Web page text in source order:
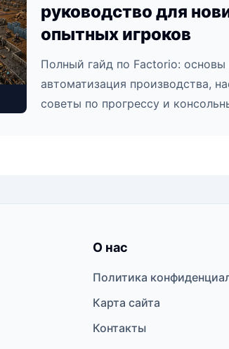
руководство для
опытных игроков
Полный гайд по Factorio: основы
автоматизация производства,
советы по прогрессу и
О нас
Политика
Карта сайта
Контакты